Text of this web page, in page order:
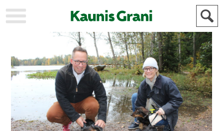
STADEN
AJANKOHTAISTA
AKTUELLT
URHEILU
IDROTT
KULTTUURI
KULTUR
HISTORIA
HISTORIA
YLEINEN
ALLMÄN